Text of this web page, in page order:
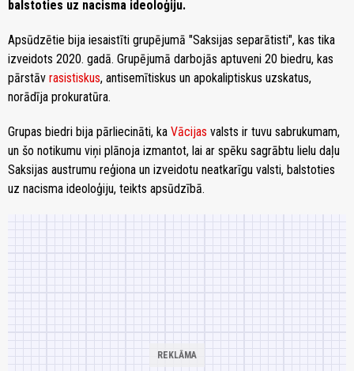
balstoties uz nacisma ideoloģiju.
Apsūdzētie bija iesaistīti grupējumā "Saksijas separātisti", kas tika
izveidots 2020. gadā. Grupējumā darbojās aptuveni 20 biedru, kas
pārstāv rasistiskus, antisemītiskus un apokaliptiskus uzskatus,
norādīja prokuratūra.
Grupas biedri bija pārliecināti, ka Vācijas valsts ir tuvu sabrukumam,
un šo notikumu viņi plānoja izmantot, lai ar spēku sagrābtu lielu daļu
Saksijas austrumu reģiona un izveidotu neatkarīgu valsti, balstoties
uz nacisma ideoloģiju, teikts apsūdzībā.